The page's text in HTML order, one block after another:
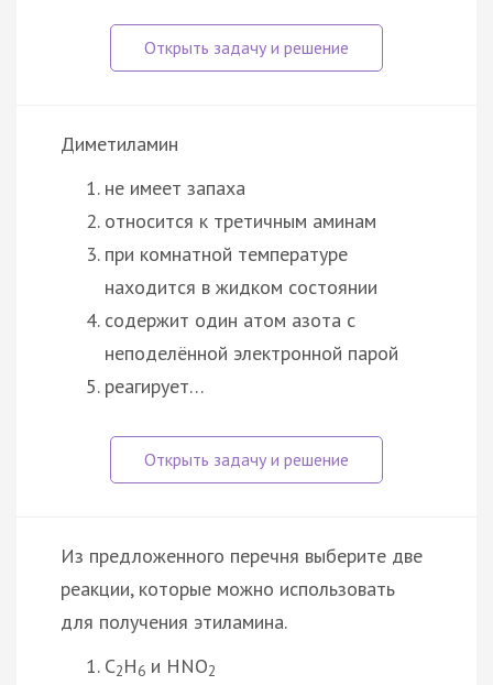
Диметиламин
не имеет запаха
относится к третичным аминам
при комнатной температуре
находится в жидком состоянии
содержит один атом азота с
неподелённой электронной парой
реагирует…
Из предложенного перечня выберите две
реакции, которые можно использовать
для получения этиламина.
C2H6 и HNO2